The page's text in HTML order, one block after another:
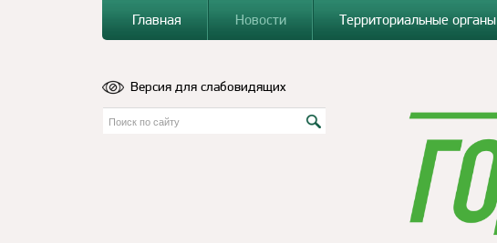
Главная Новости Территориальные органы
Версия для слабовидящих